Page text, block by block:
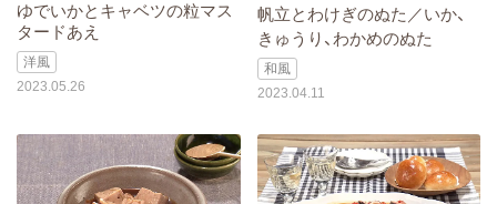
ゆでいかとキャベツの粒マス
タードあえ
洋風
2023.05.26
帆立とわけぎのぬた／いか、
きゅうり、わかめのぬた
和風
2023.04.11